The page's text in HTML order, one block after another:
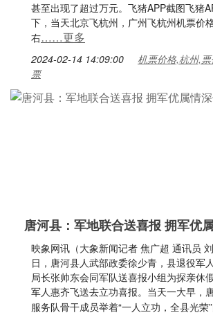
甚至出现了超过万元。飞猪APP截图飞猪
下，当天北京飞杭州，广州飞杭州机票价
右……更多
2024-02-14 14:09:00
机票价格,杭州,
票
唐河县：军地联合送喜报 拥军优
映象网讯（大象新闻记者 焦广超 通讯员
日，唐河县人武部政委徐少青，县退役军
局长张帅东会同军队送喜报小组为探亲休
军人惠齐飞送去立功喜报。当天一大早，
服务队骨干成员举着“一人立功，全县光荣